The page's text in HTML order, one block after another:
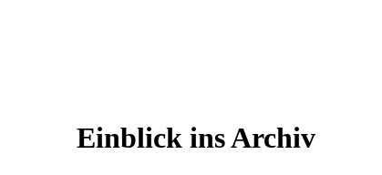
Einblick ins Archiv